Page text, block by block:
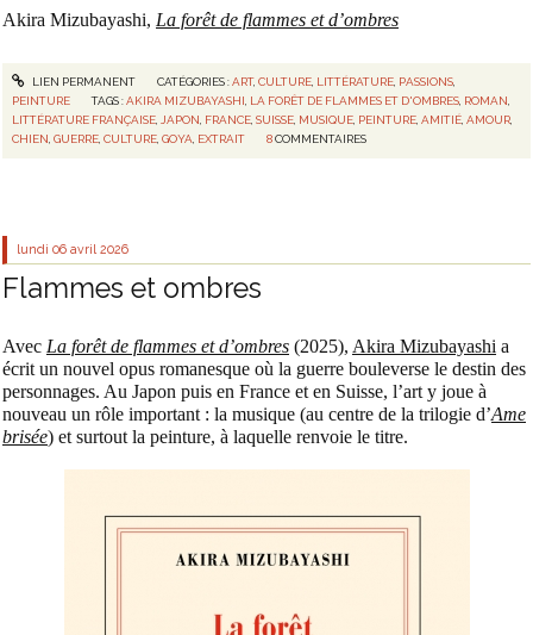
Akira Mizubayashi, La forêt de flammes et d’ombres
LIEN PERMANENT CATÉGORIES :ART, CULTURE, LITTÉRATURE, PASSIONS,
PEINTURE
TAGS :AKIRA MIZUBAYASHI LA FORÊT DE FLAMMES ET D'OMBRES ROMAN
LITTÉRATURE FRANÇAISE JAPON FRANCE ,SUISSE MUSIQUE PEINTURE ,AMITIÉ ,AMOUR
CHIEN ,GUERRE ,CULTURE ,GOYA EXTRAIT 8 COMMENTAIRES
lundi 06 avril 2026
Flammes et ombres
Avec La forêt de flammes et d’ombres (2025), Akira Mizubayashi a
écrit un nouvel opus romanesque où la guerre bouleverse le destin des
personnages. Au Japon puis en France et en Suisse, l’art y joue à
nouveau un rôle important : la musique (au centre de la trilogie d’Ame
brisée) et surtout la peinture, à laquelle renvoie le titre.